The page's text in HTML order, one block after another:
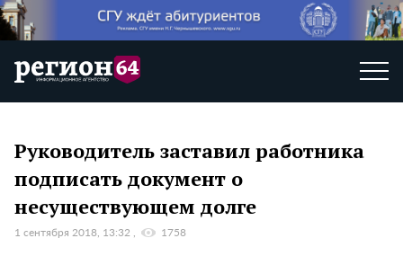
Руководитель заставил работника
подписать документ о
несуществующем долге
1 сентября 2018, 13:32 1758